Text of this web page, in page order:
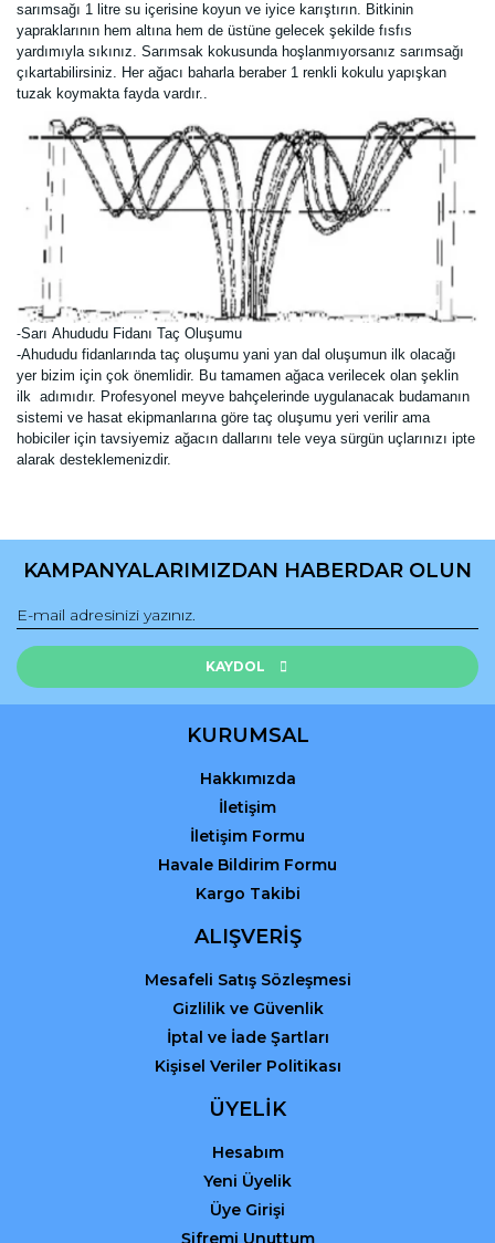
sarımsağı 1 litre su içerisine koyun ve iyice karıştırın. Bitkinin
yapraklarının hem altına hem de üstüne gelecek şekilde fısfıs
yardımıyla sıkınız. Sarımsak kokusunda hoşlanmıyorsanız sarımsağı
çıkartabilirsiniz. Her ağacı baharla beraber 1 renkli kokulu yapışkan
tuzak koymakta fayda vardır..
-Sarı Ahududu Fidanı Taç Oluşumu
-Ahududu fidanlarında taç oluşumu yani yan dal oluşumun ilk olacağı
yer bizim için çok önemlidir. Bu tamamen ağaca verilecek olan şeklin
ilk adımıdır. Profesyonel meyve bahçelerinde uygulanacak budamanın
sistemi ve hasat ekipmanlarına göre taç oluşumu yeri verilir ama
hobiciler için tavsiyemiz ağacın dallarını tele veya sürgün uçlarınızı ipte
alarak desteklemenizdir.
konularda yetersiz gördüğünüz noktaları öneri formunu
Görüş ve önerileriniz için teşekkür ederiz.
Ürün resmi kalitesiz, bozuk veya görüntülenemiyor.
Ürün açıklamasında eksik bilgiler bulunuyor.
Ürün fiyatı diğer sitelerden daha pahalı.
Gönder
KAMPANYALARIMIZDAN HABERDAR OLUN
KAYDOL
KURUMSAL
Hakkımızda
İletişim
İletişim Formu
Havale Bildirim Formu
Kargo Takibi
ALIŞVERİŞ
Mesafeli Satış Sözleşmesi
Gizlilik ve Güvenlik
İptal ve İade Şartları
Kişisel Veriler Politikası
ÜYELİK
Hesabım
Yeni Üyelik
Üye Girişi
Şifremi Unuttum